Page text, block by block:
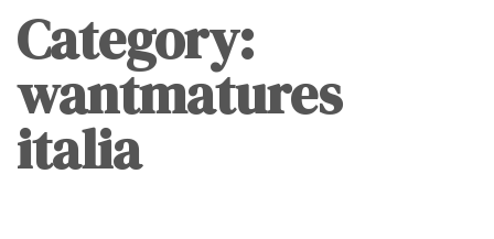
Category:
wantmatures
italia